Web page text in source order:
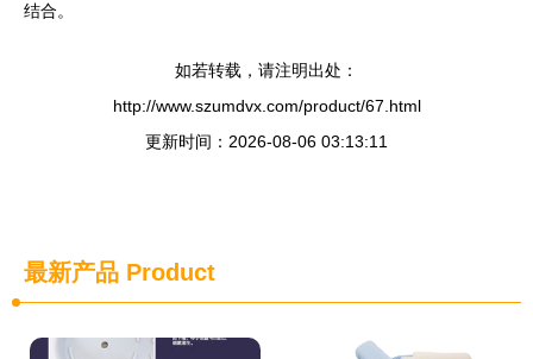
结合。
如若转载，请注明出处：
http://www.szumdvx.com/product/67.html
更新时间：2026-08-06 03:13:11
最新产品 Product